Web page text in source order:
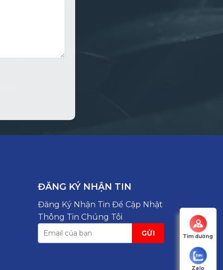
ĐĂNG KÝ NHẬN TIN
Đăng Ký Nhận Tin Để Cập Nhật
Thông Tin Chúng Tôi
Tìm đường
Zalo